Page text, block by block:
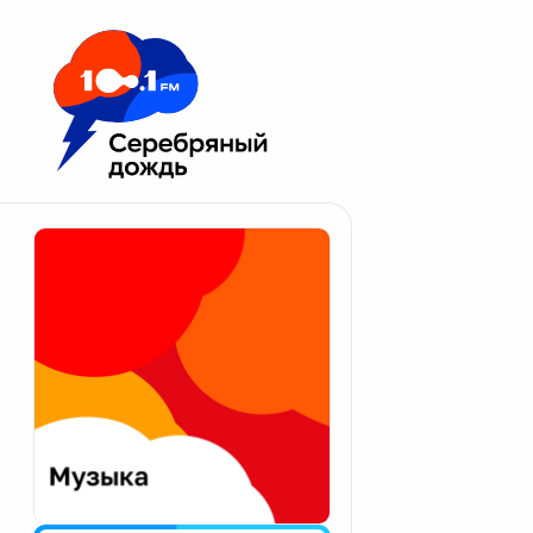
Москва 100.1 FM
Апатиты
Екатеринбург
Калининград
Калуга